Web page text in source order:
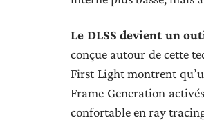
Le DLSS devient un
conçue autour de cette
First Light montrent
Frame Generation
confortable en ray